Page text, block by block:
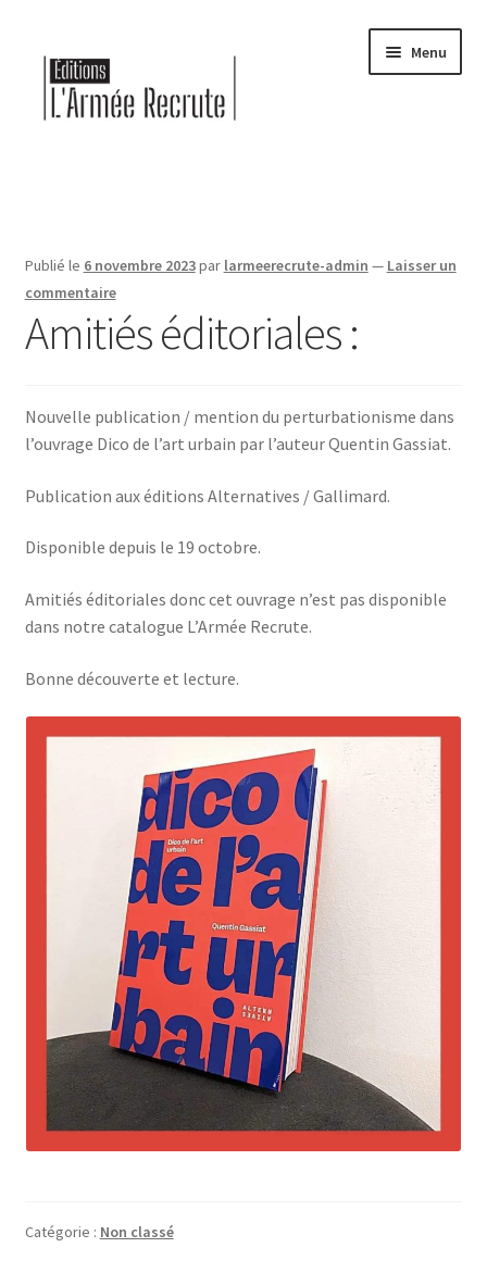
navigation
contenu
Menu
Agenda
Catalogue
CGU
Newsletter
Publié le 6 novembre 2023par larmeerecrute-admin — Laisser un
commentaire
Amitiés éditoriales :
Nouvelle publication / mention du perturbationisme dans
l’ouvrage Dico de l’art urbain par l’auteur Quentin Gassiat.
Publication aux éditions Alternatives / Gallimard.
Disponible depuis le 19 octobre.
Amitiés éditoriales donc cet ouvrage n’est pas disponible
dans notre catalogue L’Armée Recrute.
Bonne découverte et lecture.
Catégorie : Non classé